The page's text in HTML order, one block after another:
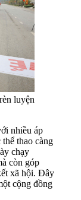
luyện
nhiều áp
thao càng
chạy
còn góp
xã hội. Đây
cộng đồng